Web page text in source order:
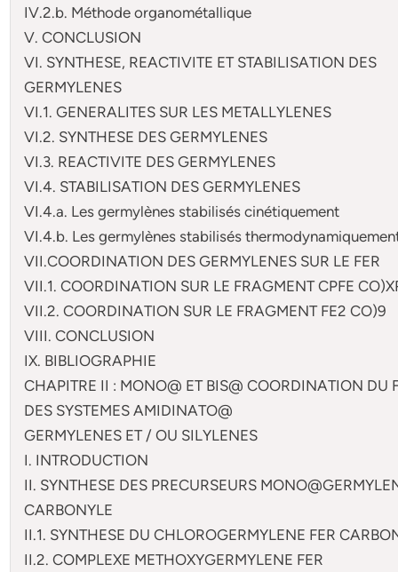
IV.2.b. Méthode organométallique
V. CONCLUSION
VI. SYNTHESE, REACTIVITE ET STABILISATION DES
GERMYLENES
VI.1. GENERALITES SUR LES METALLYLENES
VI.2. SYNTHESE DES GERMYLENES
VI.3. REACTIVITE DES GERMYLENES
VI.4. STABILISATION DES GERMYLENES
VI.4.a. Les germylènes stabilisés cinétiquement
VI.4.b. Les germylènes stabilisés
VII.COORDINATION DES GERMYLENES SUR LE FER
VII.1. COORDINATION SUR LE FRAGMENT CPFE
VII.2. COORDINATION SUR LE FRAGMENT FE2 CO)9
VIII. CONCLUSION
IX. BIBLIOGRAPHIE
CHAPITRE II : MONO@ ET BIS@ COORDINATION DU
DES SYSTEMES AMIDINATO@
GERMYLENES ET / OU SILYLENES
I. INTRODUCTION
II. SYNTHESE DES PRECURSEURS
CARBONYLE
II.1. SYNTHESE DU CHLOROGERMYLENE FER
II.2. COMPLEXE METHOXYGERMYLENE FER